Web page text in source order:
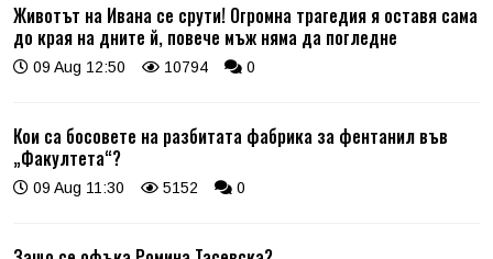
Животът на Ивана се срути! Огромна трагедия я оставя сама
до края на дните й, повече мъж няма да погледне
09 Aug 12:50 10794 0
Кои са босовете на разбитата фабрика за фентанил във
„Факултета“?
09 Aug 11:30 5152 0